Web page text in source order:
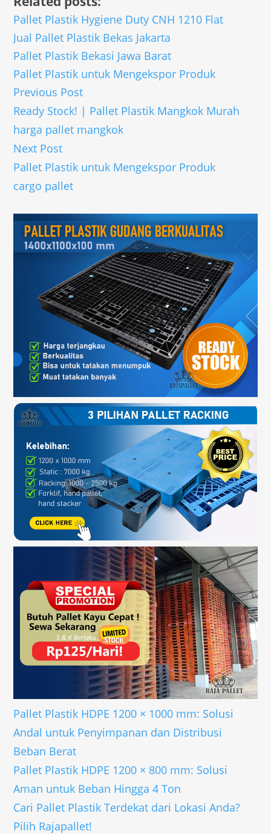
Pallet Plastik Hygiene Duty CNH 1210 Flat
Jual Pallet Plastik Bekas Jakarta
Pallet Plastik Bekasi Jawa Barat
Pallet Plastik untuk Mengekspor Produk
Previous Post
Ready Stock! | Pallet Plastik Mangkok Murah
harga pallet mangkok
Next Post
Pallet Plastik untuk Mengekspor Produk
cargo pallet
Pallet Plastik HDPE 1200 × 1000 mm: Solusi
Andal untuk Penyimpanan dan Distribusi
Beban Berat
Pallet Plastik HDPE 1200 × 800 mm: Solusi
Aman untuk Beban Hingga 4 Ton
Cari Pallet Plastik Terdekat dari Lokasi Anda?
Pilih Rajapallet!